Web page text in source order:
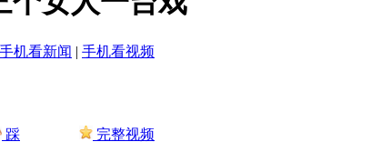
手机看新闻 | 手机看视频
踩 完整视频